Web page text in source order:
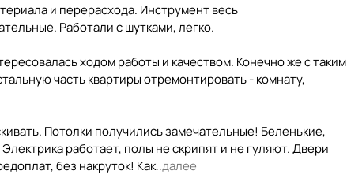
и перерасхода. Инструмент весь
Работали с шутками, легко.
ходом работы и качеством. Конечно же с таким
часть квартиры отремонтировать - комнату,
Потолки получились замечательные! Беленькие,
работает, полы не скрипят и не гуляют. Двери
без накруток! Как..далее